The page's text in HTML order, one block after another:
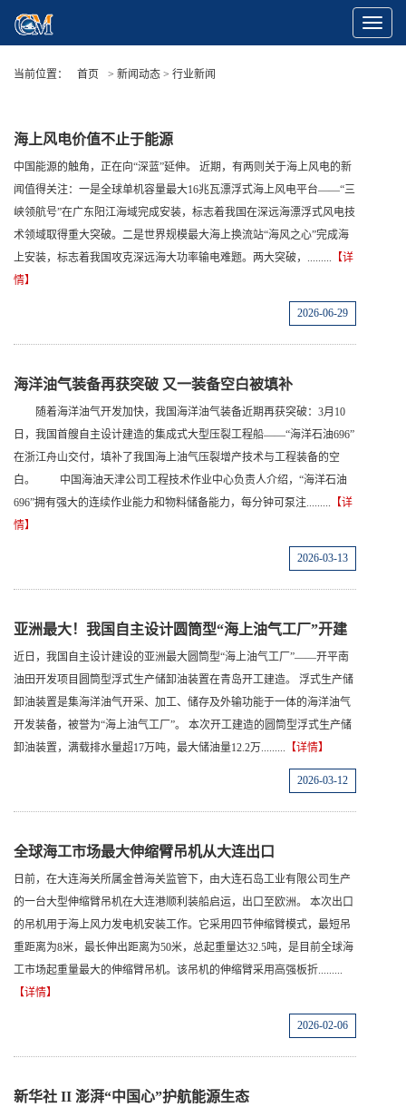
Toggle
当前位置：
首页 > 新闻动态 > 行业新闻
海上风电价值不止于能源
中国能源的触角，正在向“深蓝”延伸。 近期，有两则关于海上风电的新
闻值得关注：一是全球单机容量最大16兆瓦漂浮式海上风电平台——“三
峡领航号”在广东阳江海域完成安装，标志着我国在深远海漂浮式风电技
术领域取得重大突破。二是世界规模最大海上换流站“海风之心”完成海
上安装，标志着我国攻克深远海大功率输电难题。两大突破，......... 【详
情】
2026-06-29
海洋油气装备再获突破 又一装备空白被填补
随着海洋油气开发加快，我国海洋油气装备近期再获突破：3月10
日，我国首艘自主设计建造的集成式大型压裂工程船——“海洋石油696”
在浙江舟山交付，填补了我国海上油气压裂增产技术与工程装备的空
白。 中国海油天津公司工程技术作业中心负责人介绍，“海洋石油
696”拥有强大的连续作业能力和物料储备能力，每分钟可泵注......... 【详
情】
2026-03-13
亚洲最大！我国自主设计圆筒型“海上油气工厂”开建
近日，我国自主设计建设的亚洲最大圆筒型“海上油气工厂”——开平南
油田开发项目圆筒型浮式生产储卸油装置在青岛开工建造。 浮式生产储
卸油装置是集海洋油气开采、加工、储存及外输功能于一体的海洋油气
开发装备，被誉为“海上油气工厂”。 本次开工建造的圆筒型浮式生产储
卸油装置，满载排水量超17万吨，最大储油量12.2万......... 【详情】
2026-03-12
全球海工市场最大伸缩臂吊机从大连出口
日前，在大连海关所属金普海关监管下，由大连石岛工业有限公司生产
的一台大型伸缩臂吊机在大连港顺利装船启运，出口至欧洲。 本次出口
的吊机用于海上风力发电机安装工作。它采用四节伸缩臂模式，最短吊
重距离为8米，最长伸出距离为50米，总起重量达32.5吨，是目前全球海
工市场起重量最大的伸缩臂吊机。该吊机的伸缩臂采用高强板折.........
【详情】
2026-02-06
新华社 II 澎湃“中国心”护航能源生态